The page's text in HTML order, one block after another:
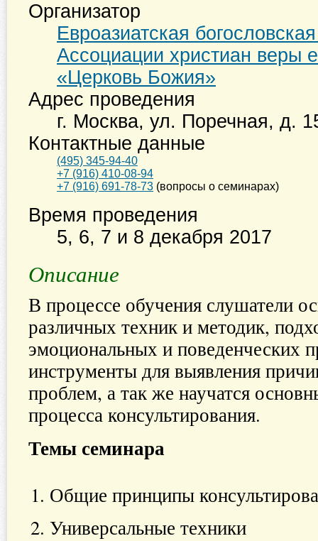
Организатор
Евроазиатская
Ассоциации христиан веры
«Церковь Божия»
Адрес проведения
г. Москва, ул. Поречная, д.
Контактные данные
(495) 345-94-40
+7 (916) 410-08-94
+7 (916) 691-78-73 (вопросы о семинарах)
Время проведения
5, 6, 7 и 8 декабря 2017
Описание
В процессе обучения слушатели
различных техник и методик,
эмоциональных и поведенческих
инструменты для выявления
проблем, а так же научатся
процесса консультирования.
Темы семинара
Общие принципы
Универсальные техники